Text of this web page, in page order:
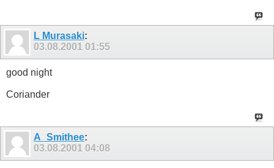
L Murasaki:
03.08.2001 01:55
good night
Coriander
A_Smithee:
03.08.2001 04:08